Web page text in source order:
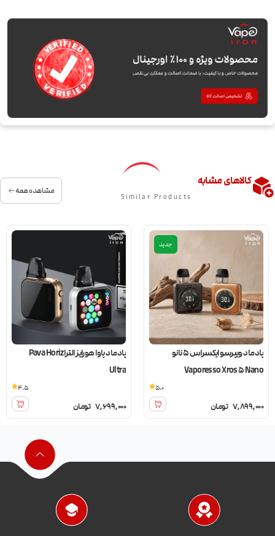
کالاهای مشابه
Similar Products
مشاهده همه
جدید
پادماد ویپرسو ایکسراس 5 نانو
Vaporesso Xros 5 Nano
7,899,000 تومان
5.0
پادماد پاوا هورایز الترا Pava Horiz
Ultra
7,699,000 تومان
4.5